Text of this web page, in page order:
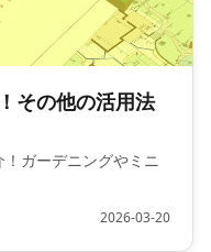
その他の活用法
ガーデニングやミニ
2026-03-20